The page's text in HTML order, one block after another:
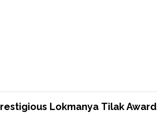
Lokmanya Tilak Award